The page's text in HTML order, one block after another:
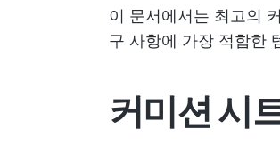
이 문서에서는 최고의
구 사항에 가장 적합한
커미션 시